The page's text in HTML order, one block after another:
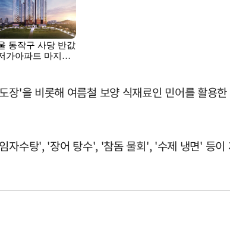
'을 비롯해 여름철 보양 식재료인 민어를 활용
자수탕', '장어 탕수', '참돔 물회', '수제 냉면' 등이